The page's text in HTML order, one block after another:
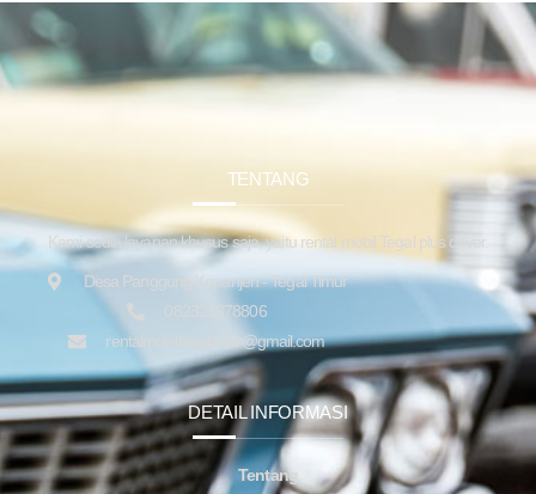
TENTANG
Kami sedia layanan khusus saja, yaitu rental mobil Tegal plus driver.
Desa Panggung Kepanjen - Tegal Timur
082323878806
rentalmobiltegalsupir@gmail.com
DETAIL INFORMASI
Tentang